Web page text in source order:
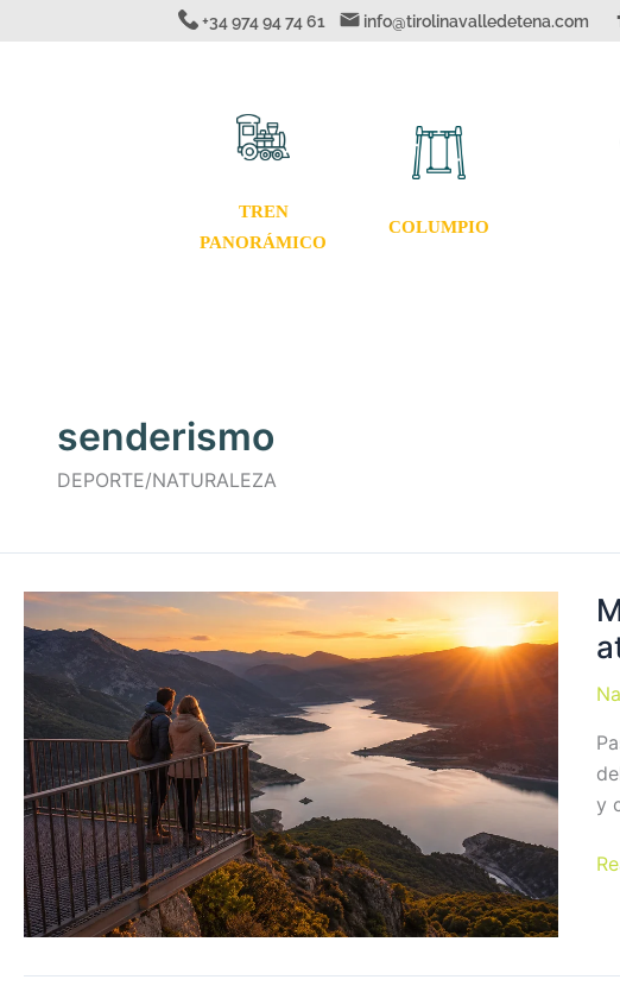
+34 974 94 74 61 info@tirolinavalledetena.com
TREN
PANORÁMICO
COLUMPIO
senderismo
DEPORTE/NATURALEZA
y